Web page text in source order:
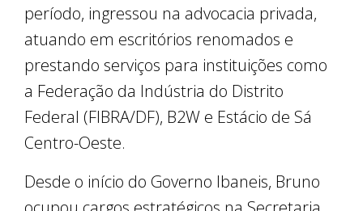
período, ingressou na advocacia privada,
atuando em escritórios renomados e
prestando serviços para instituições como
a Federação da Indústria do Distrito
Federal (FIBRA/DF), B2W e Estácio de Sá
Centro-Oeste.
Desde o início do Governo Ibaneis, Bruno